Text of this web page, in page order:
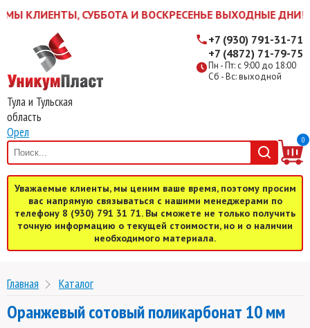
КЛИЕНТЫ, СУББОТА И ВОСКРЕСЕНЬЕ ВЫХОДНЫЕ ДНИ!
Тула и Тульская
область
Орел
Пн - Пт: с 9:00 до 18:00
Сб - Вс: выходной
+7 (930) 791-31-71
+7 (4872) 71-79-75
0
Уважаемые клиенты, мы ценим ваше время, поэтому просим
вас напрямую связываться с нашими менеджерами по
телефону 8 (930) 791 31 71. Вы сможете не только получить
точную информацию о текущей стоимости, но и о наличии
необходимого материала.
Главная Каталог
Оранжевый сотовый поликарбонат 10 мм